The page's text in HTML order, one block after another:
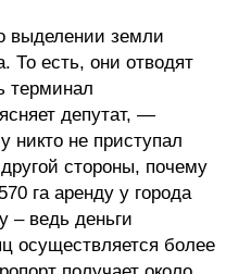
выделении земли
То есть, они отводят
терминал
депутат, —
никто не приступал
стороны, почему
га аренду у города
– ведь деньги
осуществляется более